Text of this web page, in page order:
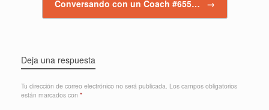
Conversando con un Coach #655… →
Deja una respuesta
Tu dirección de correo electrónico no será publicada. Los campos obligatorios
están marcados con *